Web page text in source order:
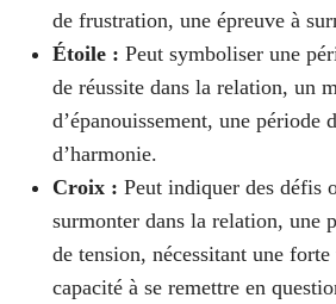
de frustration, une épreuve à
Étoile : Peut symboliser une
de réussite dans la relation, un
d’épanouissement, une période
d’harmonie.
Croix : Peut indiquer des défis
surmonter dans la relation, une
de tension, nécessitant une
capacité à se remettre en